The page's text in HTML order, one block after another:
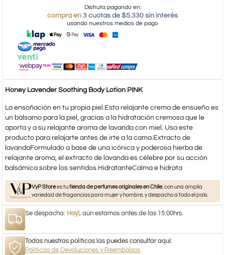
Disfruta pagando en:
compra en 3 cuotas de $5.330 sin interés
usando nuestros medios de pago
Honey Lavender Soothing Body Lotion PINK
La ensoñación en tu propia piel.Esta relajante crema de ensueño es
un bálsamo para la piel, gracias a la hidratación cremosa que le
aporta y a su relajante aroma de lavanda con miel. Usa este
producto para relajarte antes de irte a la cama.Extracto de
lavandaFormulado a base de una icónica y poderosa hierba de
relajante aroma, el extracto de lavanda es célebre por su acción
balsámica sobre los sentidos.HidratanteCalma e hidrata
VyP Storees tutienda de perfumes originales en Chile, con una amplia
variedad de fragancias para mujer y hombre, y despacho a todo el país.
Se despacha: Hoy!, aún estamos antes de las 15:00hrs.
Todas nuestras políticas las puedes consultar aquí:
Políticas de Devoluciones y Reembolsos